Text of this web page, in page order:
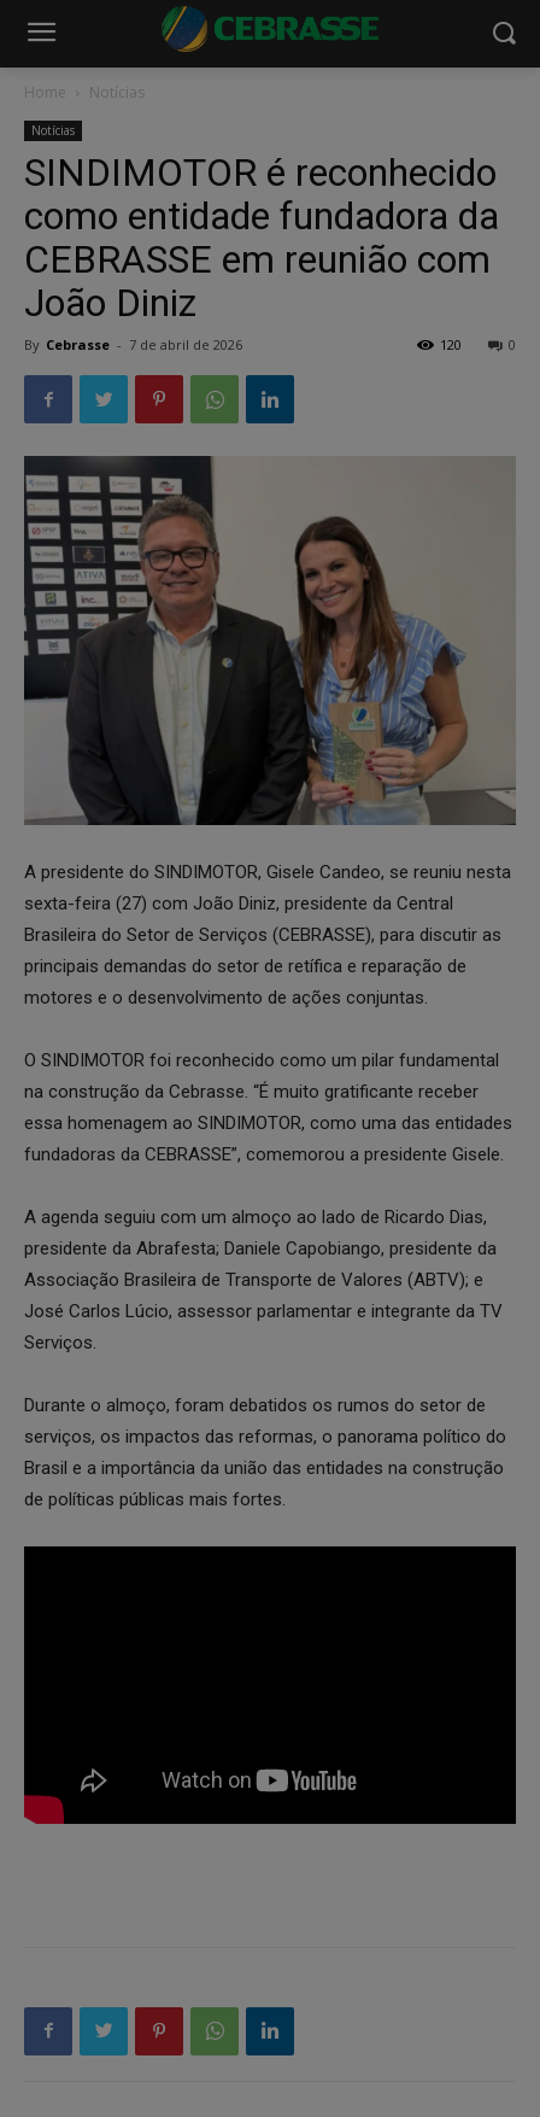
Home Notícias
Notícias
SINDIMOTOR é reconhecido
como entidade fundadora da
CEBRASSE em reunião com
João Diniz
By Cebrasse - 7 de abril de 2026 0
120
A presidente do SINDIMOTOR, Gisele Candeo, se reuniu nesta
sexta-feira (27) com João Diniz, presidente da Central
Brasileira do Setor de Serviços (CEBRASSE), para discutir as
principais demandas do setor de retífica e reparação de
motores e o desenvolvimento de ações conjuntas.
O SINDIMOTOR foi reconhecido como um pilar fundamental
na construção da Cebrasse. “É muito gratificante receber
essa homenagem ao SINDIMOTOR, como uma das entidades
fundadoras da CEBRASSE”, comemorou a presidente Gisele.
A agenda seguiu com um almoço ao lado de Ricardo Dias,
presidente da Abrafesta; Daniele Capobiango, presidente da
Associação Brasileira de Transporte de Valores (ABTV); e
José Carlos Lúcio, assessor parlamentar e integrante da TV
Serviços.
Durante o almoço, foram debatidos os rumos do setor de
serviços, os impactos das reformas, o panorama político do
Brasil e a importância da união das entidades na construção
de políticas públicas mais fortes.